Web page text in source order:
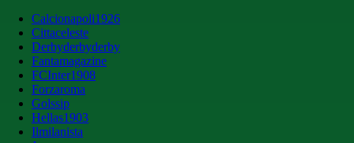
Calcionapoli1926
Cittaceleste
Derbyderbyderby
Fantamagazine
FCInter1908
Forzaroma
Golssip
Hellas1903
Ilmilanista